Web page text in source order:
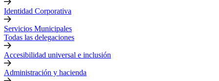
Identidad Corporativa
Servicios Municipales
Todas las delegaciones
Accesibilidad universal e inclusión
Administración y hacienda